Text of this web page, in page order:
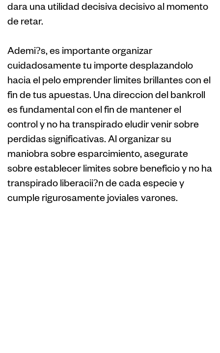
dara una utilidad decisiva decisivo al momento
de retar.
Ademi?s, es importante organizar
cuidadosamente tu importe desplazandolo
hacia el pelo emprender limites brillantes con el
fin de tus apuestas. Una direccion del bankroll
es fundamental con el fin de mantener el
control y no ha transpirado eludir venir sobre
perdidas significativas. Al organizar su
maniobra sobre esparcimiento, asegurate
sobre establecer limites sobre beneficio y no ha
transpirado liberacii?n de cada especie y
cumple rigurosamente joviales varones.